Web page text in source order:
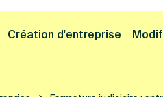
Création d'entreprise